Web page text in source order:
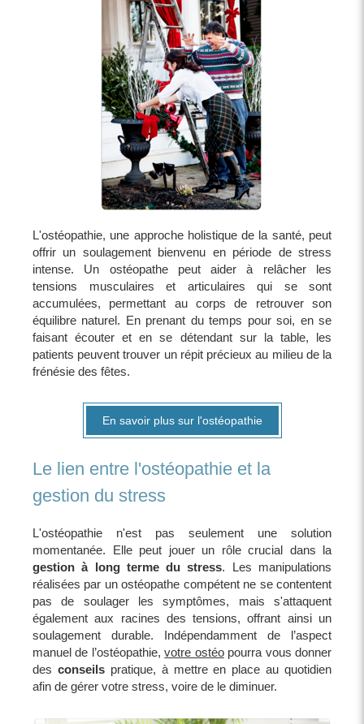
L'ostéopathie, une approche holistique de la santé, peut
offrir un soulagement bienvenu en période de stress
intense. Un ostéopathe peut aider à relâcher les
tensions musculaires et articulaires qui se sont
accumulées, permettant au corps de retrouver son
équilibre naturel. En prenant du temps pour soi, en se
faisant écouter et en se détendant sur la table, les
patients peuvent trouver un répit précieux au milieu de la
frénésie des fêtes.
En savoir plus sur l'ostéopathie
Le lien entre l'ostéopathie et la
gestion du stress
L'ostéopathie n'est pas seulement une solution
momentanée. Elle peut jouer un rôle crucial dans la
gestion à long terme du stress. Les manipulations
réalisées par un ostéopathe compétent ne se contentent
pas de soulager les symptômes, mais s'attaquent
également aux racines des tensions, offrant ainsi un
soulagement durable. Indépendamment de l’aspect
manuel de l’ostéopathie,votre ostéopourra vous donner
des conseilspratique, à mettre en place au quotidien
afin de gérer votre stress, voire de le diminuer.